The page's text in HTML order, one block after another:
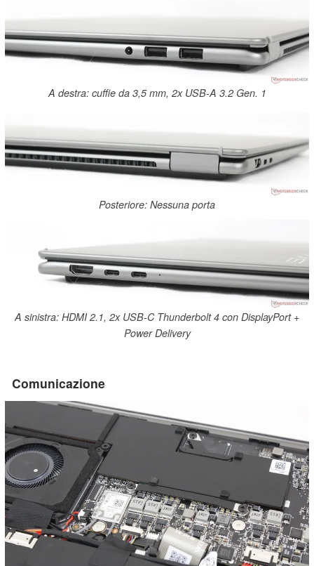
A destra: cuffie da 3,5 mm, 2x USB-A 3.2 Gen. 1
Posteriore: Nessuna porta
A sinistra: HDMI 2.1, 2x USB-C Thunderbolt 4 con DisplayPort +
Power Delivery
Comunicazione